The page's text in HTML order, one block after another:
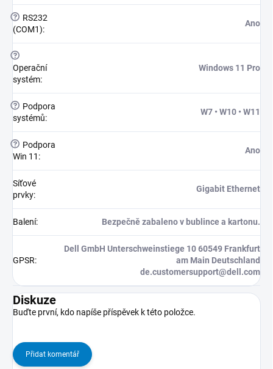
?
RS232
(COM1):
Ano
?
Operační
systém:
Windows 11 Pro
?
Podpora
systémů:
W7 • W10 • W11
?
Podpora
Win 11 :
Ano
Síťové
prvky:
Gigabit Ethernet
Balení: Bezpečně zabaleno v bublince a kartonu.
GPSR:
Dell GmbH Unterschweinstiege 10 60549 Frankfurt
am Main Deutschland
de.customersupport@dell.com
Diskuze
Buďte první, kdo napíše příspěvek k této položce.
Přidat komentář